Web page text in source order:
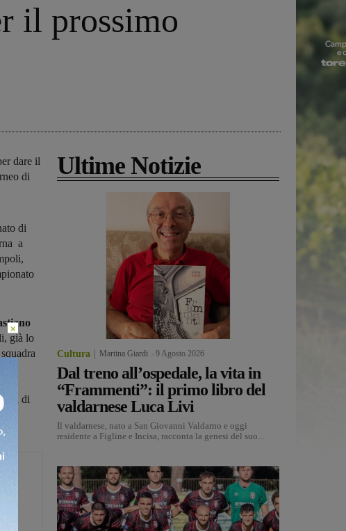
il prossimo
dare il
di
di
a
già lo
di
Ultime Notizie
Cultura Martina Giardi 9 Agosto 2026
Dal treno all’ospedale, la vita in
“Frammenti”: il primo libro del
valdarnese Luca Livi
Il valdarnese, nato a San Giovanni Valdarno e oggi
residente a Figline e Incisa, racconta la genesi del suo...
×